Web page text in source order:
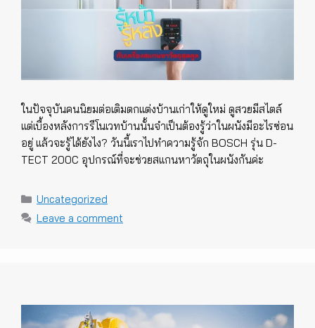
ในปัจจุบันคนนิยมต่อเติมตกแต่งบ้านเก่าให้ดูใหม่ ดูสวยมีสไตล์
แต่เบื้องหลังการรีโนเวทบ้านนั้นจำเป็นต้องรู้ว่าในผนังมีอะไรซ่อน
อยู่ แล้วจะรู้ได้ยังไง? วันนี้เราไปทำความรู้จัก BOSCH รุ่น D-
TECT 200C อุปกรณ์ที่จะช่วยสแกนหาวัตถุในผนังกันค่ะ
Categories
Uncategorized
Leave a comment